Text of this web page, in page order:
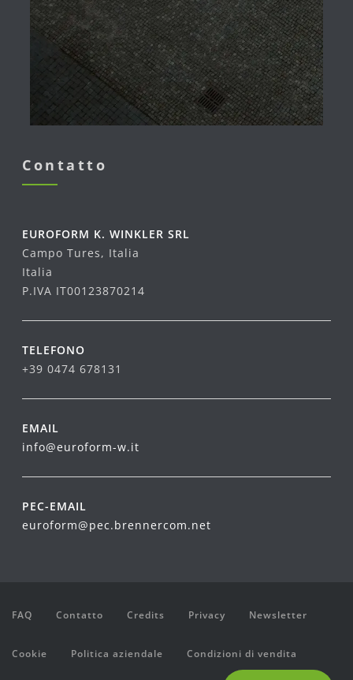
Contatto
EUROFORM K. WINKLER SRL
Campo Tures, Italia
Italia
P.IVA IT00123870214
TELEFONO
+39 0474 678131
EMAIL
info@euroform-w.it
PEC-EMAIL
euroform@pec.brennercom.net
FAQ Contatto Credits Privacy Newsletter
Cookie Politica aziendale Condizioni di vendita